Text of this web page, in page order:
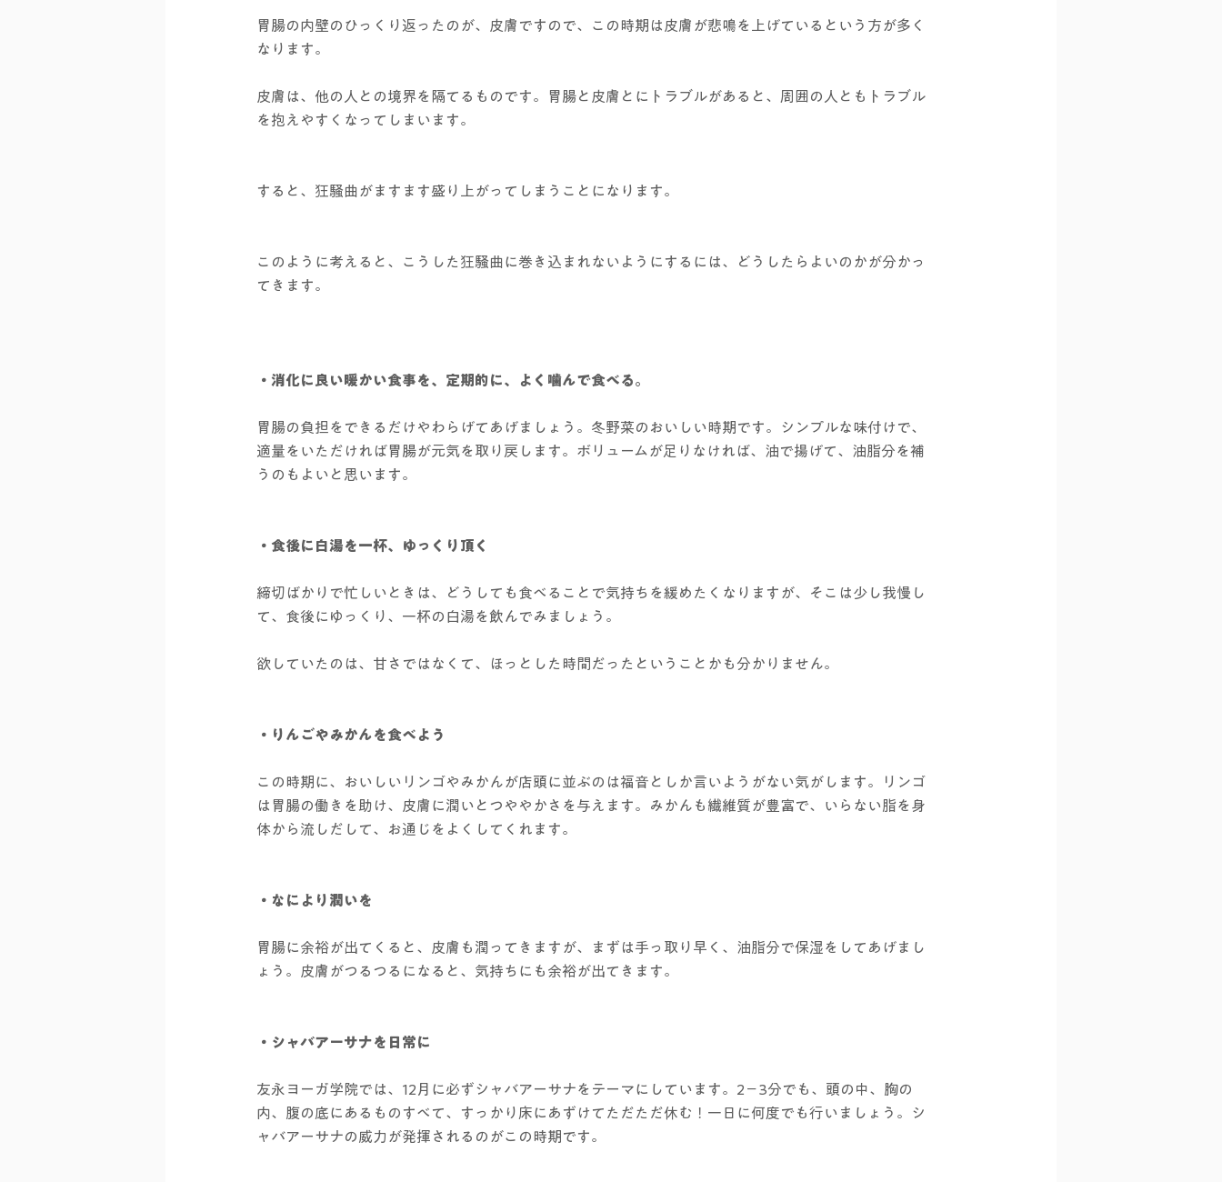
胃腸の内壁のひっくり返ったのが、皮膚ですので、この時期は皮膚が悲鳴を上げているという方が多く
なります。
皮膚は、他の人との境界を隔てるものです。胃腸と皮膚とにトラブルがあると、周囲の人ともトラブル
を抱えやすくなってしまいます。
すると、狂騒曲がますます盛り上がってしまうことになります。
このように考えると、こうした狂騒曲に巻き込まれないようにするには、どうしたらよいのかが分かっ
てきます。
・消化に良い暖かい食事を、定期的に、よく噛んで食べる。
胃腸の負担をできるだけやわらげてあげましょう。冬野菜のおいしい時期です。シンプルな味付けで、
適量をいただければ胃腸が元気を取り戻します。ボリュームが足りなければ、油で揚げて、油脂分を補
うのもよいと思います。
・食後に白湯を一杯、ゆっくり頂く
締切ばかりで忙しいときは、どうしても食べることで気持ちを緩めたくなりますが、そこは少し我慢し
て、食後にゆっくり、一杯の白湯を飲んでみましょう。
欲していたのは、甘さではなくて、ほっとした時間だったということかも分かりません。
・りんごやみかんを食べよう
この時期に、おいしいリンゴやみかんが店頭に並ぶのは福音としか言いようがない気がします。リンゴ
は胃腸の働きを助け、皮膚に潤いとつややかさを与えます。みかんも繊維質が豊富で、いらない脂を身
体から流しだして、お通じをよくしてくれます。
・なにより潤いを
胃腸に余裕が出てくると、皮膚も潤ってきますが、まずは手っ取り早く、油脂分で保湿をしてあげまし
ょう。皮膚がつるつるになると、気持ちにも余裕が出てきます。
・シャバアーサナを日常に
友永ヨーガ学院では、12月に必ずシャバアーサナをテーマにしています。2－3分でも、頭の中、胸の
内、腹の底にあるものすべて、すっかり床にあずけてただただ休む！一日に何度でも行いましょう。シ
ャバアーサナの威力が発揮されるのがこの時期です。